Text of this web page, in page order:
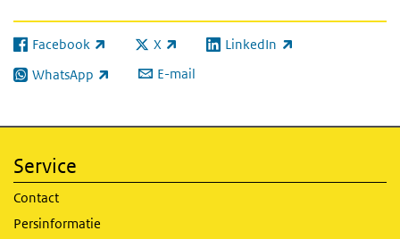
Facebook
(externe link) X
(externe link) LinkedIn
(externe link)
WhatsApp
(externe link) E-mail
Service
Contact
Persinformatie